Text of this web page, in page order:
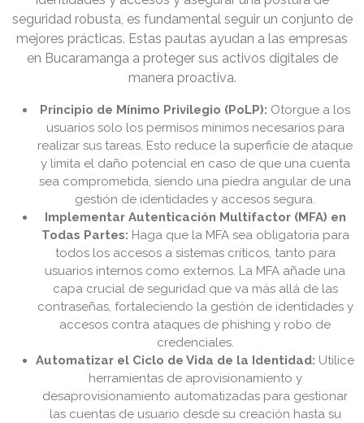
seguridad robusta, es fundamental seguir un conjunto de
mejores prácticas. Estas pautas ayudan a las empresas
en Bucaramanga a proteger sus activos digitales de
manera proactiva.
Principio de Mínimo Privilegio (PoLP): Otorgue a los
usuarios solo los permisos mínimos necesarios para
realizar sus tareas. Esto reduce la superficie de ataque
y limita el daño potencial en caso de que una cuenta
sea comprometida, siendo una piedra angular de una
gestión de identidades y accesos segura.
Implementar Autenticación Multifactor (MFA) en
Todas Partes: Haga que la MFA sea obligatoria para
todos los accesos a sistemas críticos, tanto para
usuarios internos como externos. La MFA añade una
capa crucial de seguridad que va más allá de las
contraseñas, fortaleciendo la gestión de identidades y
accesos contra ataques de phishing y robo de
credenciales.
Automatizar el Ciclo de Vida de la Identidad: Utilice
herramientas de aprovisionamiento y
desaprovisionamiento automatizadas para gestionar
las cuentas de usuario desde su creación hasta su